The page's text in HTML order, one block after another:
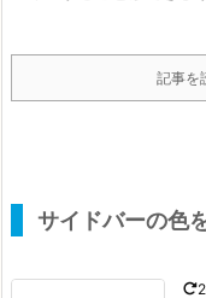
記事を
サイドバーの色